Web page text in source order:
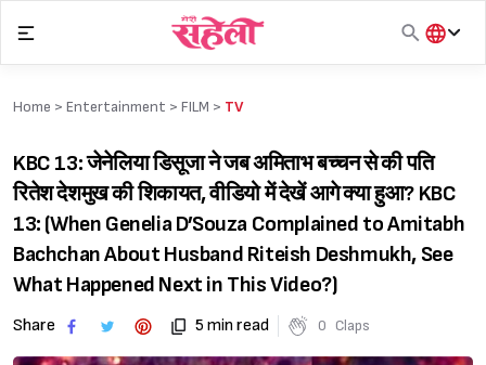
content
हिंदी
Home > Entertainment > FILM > TV
KBC 13: जेनेलिया डिसूजा ने जब अमिताभ बच्चन से की पति
रितेश देशमुख की शिकायत, वीडियो में देखें आगे क्या हुआ? KBC
13: (When Genelia D’Souza Complained to Amitabh
Bachchan About Husband Riteish Deshmukh, See
What Happened Next in This Video?)
Share 5 min read 0 Claps